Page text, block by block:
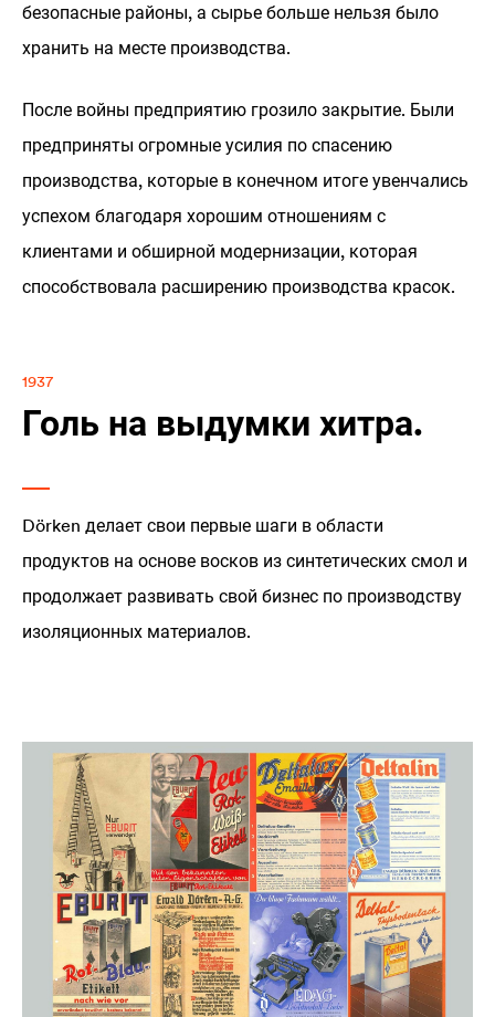
безопасные районы, а сырье больше нельзя было
хранить на месте производства.
После войны предприятию грозило закрытие. Были
предприняты огромные усилия по спасению
производства, которые в конечном итоге увенчались
успехом благодаря хорошим отношениям с
клиентами и обширной модернизации, которая
способствовала расширению производства красок.
1937
Голь на выдумки хитра.
Dörken делает свои первые шаги в области
продуктов на основе восков из синтетических смол и
продолжает развивать свой бизнес по производству
изоляционных материалов.